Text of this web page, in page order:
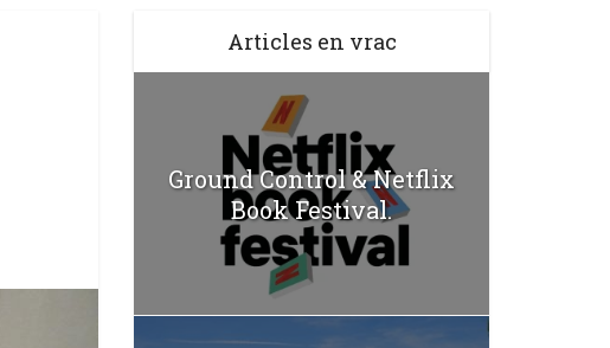
Articles en vrac
Ground Control & Netflix
Book Festival.